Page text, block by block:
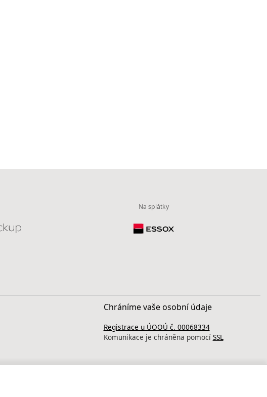
Na splátky
Chráníme vaše osobní údaje
Registrace u ÚOOÚ č. 00068334
Komunikace je chráněna pomocí SSL